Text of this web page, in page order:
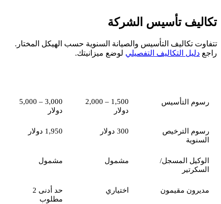
تكاليف تأسيس الشركة
تتفاوت تكاليف التأسيس والصيانة السنوية حسب الهيكل المختار.
راجع دليل التكاليف التفصيلي لوضع ميزانيتك.
رسوم التأسيس
1,500 – 2,000
دولار
3,000 – 5,000
دولار
رسوم الترخيص
السنوية
300 دولار 1,950 دولار
الوكيل المسجل/
السكرتير
مشمول مشمول
مديرون مقيمون اختياري
حد أدنى 2
مطلوب